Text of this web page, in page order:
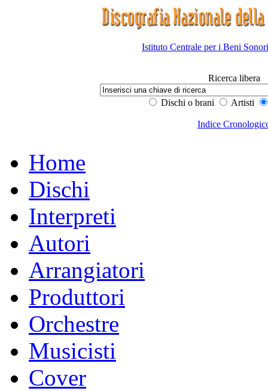
Istituto Centrale per i Beni
Ricerca libera
Dischi o brani Artisti
Indice
Home
Dischi
Interpreti
Autori
Arrangiatori
Produttori
Orchestre
Musicisti
Cover